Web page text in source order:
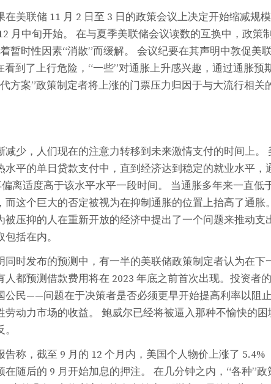
在美联储 11 月 2 日至 3 日的政策会议上决定开始缩减规
月中旬开始。 在与夏季美联储会议读数的互换中，政策
暂时性因素“消散”而缓解。 会议纪要在其声明中敦促美
看到了上行危险，“一些”对通胀上升感兴趣，通过通胀预
方案”政策制定者将上涨的门票压力归因于与大流行相关
减少，人们现在的注意力转移到未来激情支付的时间上。
水平的单日贷款支付中，直到经济达到稳定的就业水平，
离适度高于该水平水平一段时间。 当通胀多年来一直低
而这个巨大的否定被视为在抑制通胀的位置上抬高了通胀
被压抑的人在重新开放的经济中提出了一个问题来推动支
括在内。
同时发布的预测中，有一半的美联储政策制定者认为在下
人都预测借款费用将在 2023 年底之前首次出现。投资者
公民——问题在于决策者是否必须更早开始提高利率以阻
劳动力市场的收益。 鲍威尔已经将被逼入那种不愉快的困
告称，截至 9 月的 12 个月内，美国个人物价上涨了 5.4%
在随后的 9 月开始加息的押注。 在几分钟之内，“各种”